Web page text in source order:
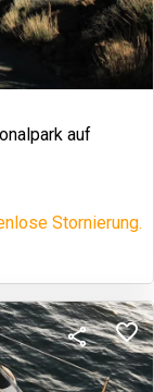
auf
Stornierung.